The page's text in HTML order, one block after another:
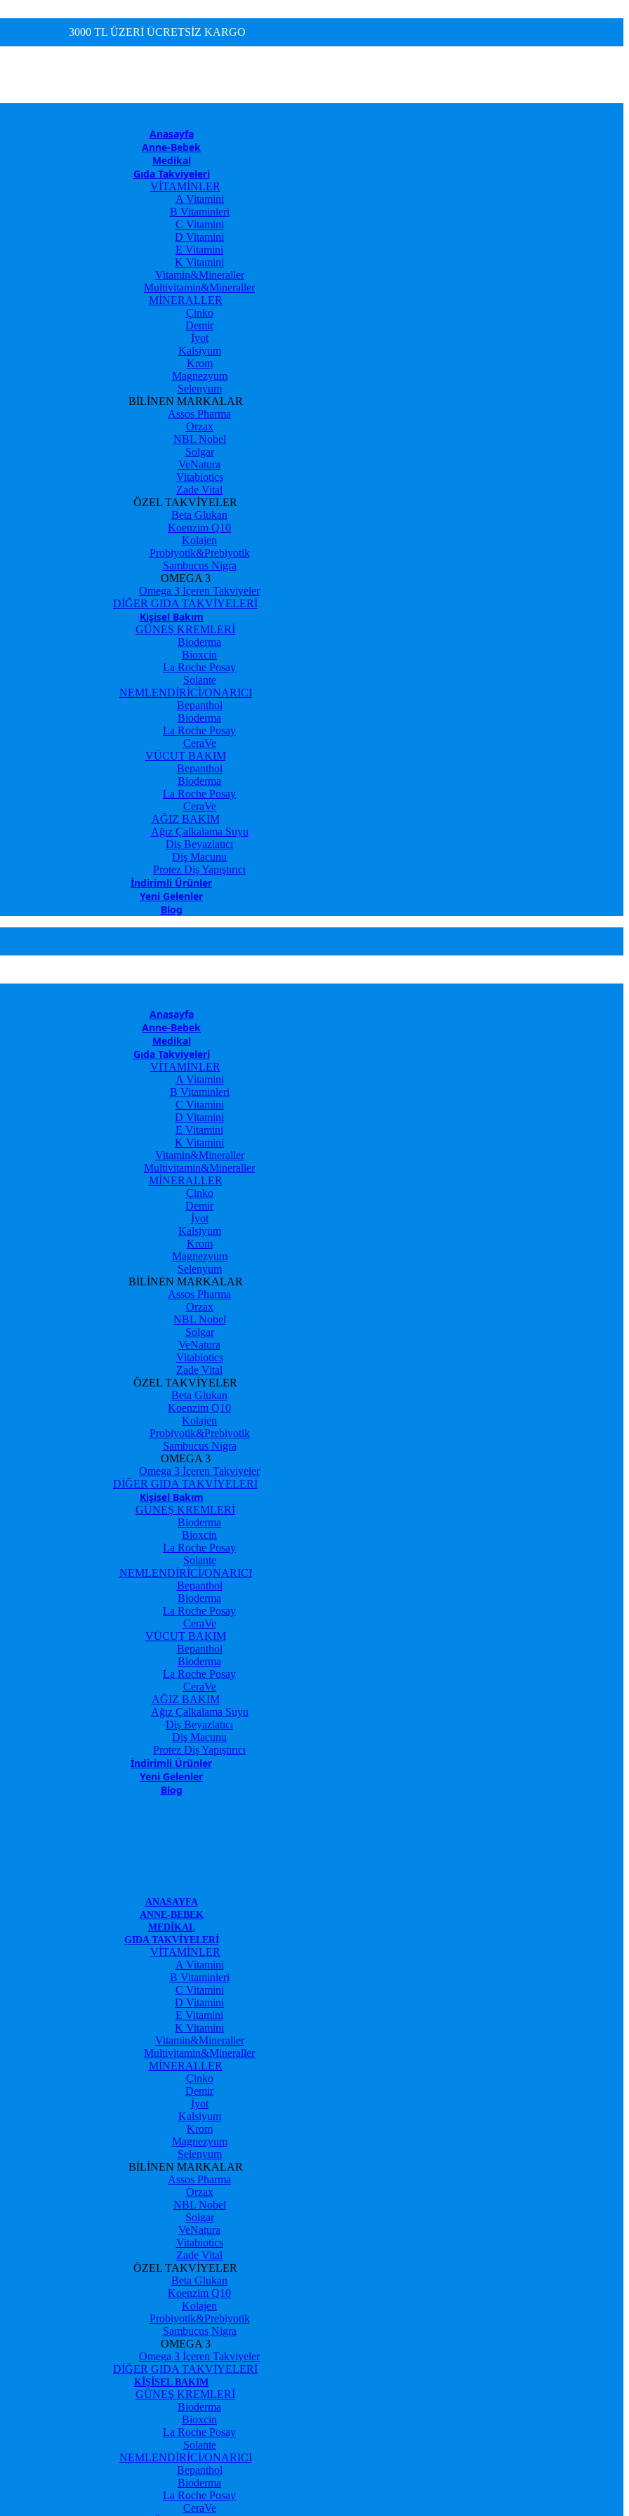
3000 TL ÜZERİ ÜCRETSİZ KARGO
Anasayfa
Anne-Bebek
Medikal
Gıda Takviyeleri
VİTAMİNLER
A Vitamini
B Vitaminleri
C Vitamini
D Vitamini
E Vitamini
K Vitamini
Vitamin&Mineraller
Multivitamin&Mineraller
MİNERALLER
Çinko
Demir
İyot
Kalsiyum
Krom
Magnezyum
Selenyum
BİLİNEN MARKALAR
Assos Pharma
Orzax
NBL Nobel
Solgar
VeNatura
Vitabiotics
Zade Vital
ÖZEL TAKVİYELER
Beta Glukan
Koenzim Q10
Kolajen
Probiyotik&Prebiyotik
Sambucus Nigra
OMEGA 3
Omega 3 İçeren Takviyeler
DİĞER GIDA TAKVİYELERİ
Kişisel Bakım
GÜNEŞ KREMLERİ
Bioderma
Bioxcin
La Roche Posay
Solante
NEMLENDİRİCİ/ONARICI
Bepanthol
Bioderma
La Roche Posay
CeraVe
VÜCUT BAKIM
Bepanthol
Bioderma
La Roche Posay
CeraVe
AĞIZ BAKIM
Ağız Çalkalama Suyu
Diş Beyazlatıcı
Diş Macunu
Protez Diş Yapıştırıcı
İndirimli Ürünler
Yeni Gelenler
Blog
Anasayfa
Anne-Bebek
Medikal
Gıda Takviyeleri
VİTAMİNLER
A Vitamini
B Vitaminleri
C Vitamini
D Vitamini
E Vitamini
K Vitamini
Vitamin&Mineraller
Multivitamin&Mineraller
MİNERALLER
Çinko
Demir
İyot
Kalsiyum
Krom
Magnezyum
Selenyum
BİLİNEN MARKALAR
Assos Pharma
Orzax
NBL Nobel
Solgar
VeNatura
Vitabiotics
Zade Vital
ÖZEL TAKVİYELER
Beta Glukan
Koenzim Q10
Kolajen
Probiyotik&Prebiyotik
Sambucus Nigra
OMEGA 3
Omega 3 İçeren Takviyeler
DİĞER GIDA TAKVİYELERİ
Kişisel Bakım
GÜNEŞ KREMLERİ
Bioderma
Bioxcin
La Roche Posay
Solante
NEMLENDİRİCİ/ONARICI
Bepanthol
Bioderma
La Roche Posay
CeraVe
VÜCUT BAKIM
Bepanthol
Bioderma
La Roche Posay
CeraVe
AĞIZ BAKIM
Ağız Çalkalama Suyu
Diş Beyazlatıcı
Diş Macunu
Protez Diş Yapıştırıcı
İndirimli Ürünler
Yeni Gelenler
Blog
ANASAYFA
ANNE-BEBEK
MEDIKAL
GIDA TAKVIYELERI
VİTAMİNLER
A Vitamini
B Vitaminleri
C Vitamini
D Vitamini
E Vitamini
K Vitamini
Vitamin&Mineraller
Multivitamin&Mineraller
MİNERALLER
Çinko
Demir
İyot
Kalsiyum
Krom
Magnezyum
Selenyum
BİLİNEN MARKALAR
Assos Pharma
Orzax
NBL Nobel
Solgar
VeNatura
Vitabiotics
Zade Vital
ÖZEL TAKVİYELER
Beta Glukan
Koenzim Q10
Kolajen
Probiyotik&Prebiyotik
Sambucus Nigra
OMEGA 3
Omega 3 İçeren Takviyeler
DİĞER GIDA TAKVİYELERİ
KIŞISEL BAKIM
GÜNEŞ KREMLERİ
Bioderma
Bioxcin
La Roche Posay
Solante
NEMLENDİRİCİ/ONARICI
Bepanthol
Bioderma
La Roche Posay
CeraVe